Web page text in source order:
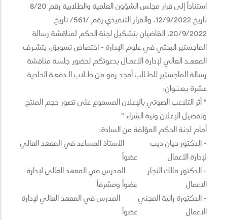
استناداً إلى قرار مجلس الشؤون العلمية والطلابية رقم 8/20
تاريخ 12/9/2022، والقرار التنفيذي رقم /561/ تاريخ
20/9/2022، القاضيان بتشكيل لجنة الحكم لمناقشة رسالة
الماجستير البحثي في علوم الإدارة - اختصاص تسويق، يتشـرف
المعهـد العالي لإدارة الأعمـال بدعوتكم لحضور جلسة مناقشة
رسالة الماجستير للطـالب أمجد رمو من طـلاب الـدفعـة الحادية
عشرة بـعـنـوان:
" أثر التلاعب الصوتي بالإعلان المسموع على تصور حجم المنتج
وتفضيل الإعلان ونية الشراء "
أمام لجنة الحكم المؤلفة من السادة:
- الدكتور حيان ديب الأستاذ المساعد في المعهد العالي
لإدارة الأعمال عضواً
- الدكتور مالك النجار المدرس في المعهد العالي لإدارة
الاعمال عضواً ومشرفاً
- الدكتورة رانية المجني المدرس في المعهد العالي لإدارة
الاعمال عضواً